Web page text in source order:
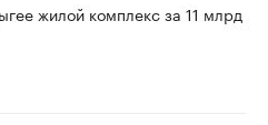
жилой комплекс за 11 млрд